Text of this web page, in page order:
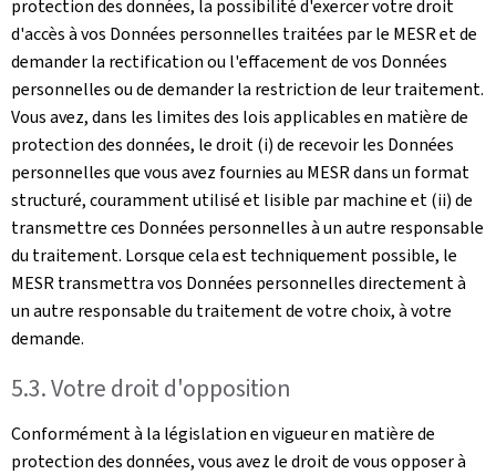
protection des données, la possibilité d'exercer votre droit
d'accès à vos Données personnelles traitées par le MESR et de
demander la rectification ou l'effacement de vos Données
personnelles ou de demander la restriction de leur traitement.
Vous avez, dans les limites des lois applicables en matière de
protection des données, le droit (i) de recevoir les Données
personnelles que vous avez fournies au MESR dans un format
structuré, couramment utilisé et lisible par machine et (ii) de
transmettre ces Données personnelles à un autre responsable
du traitement. Lorsque cela est techniquement possible, le
MESR transmettra vos Données personnelles directement à
un autre responsable du traitement de votre choix, à votre
demande.
5.3. Votre droit d'opposition
Conformément à la législation en vigueur en matière de
protection des données, vous avez le droit de vous opposer à